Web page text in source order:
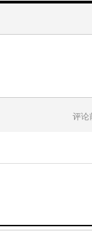
评论